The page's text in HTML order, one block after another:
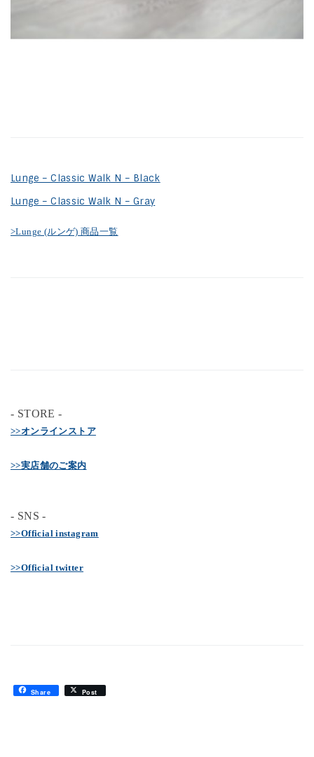
Lunge – Classic Walk N – Black
Lunge – Classic Walk N – Gray
>Lunge (ルンゲ) 商品一覧
- STORE -
>>オンラインストア
>>実店舗のご案内
- SNS -
>>Official instagram
>>Official twitter
Share Post